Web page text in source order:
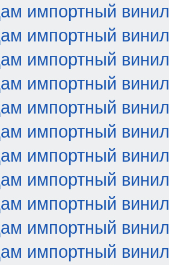
импортный винил
импортный винил
импортный винил
импортный винил
импортный винил
импортный винил
импортный винил
импортный винил
импортный винил
импортный винил
импортный винил